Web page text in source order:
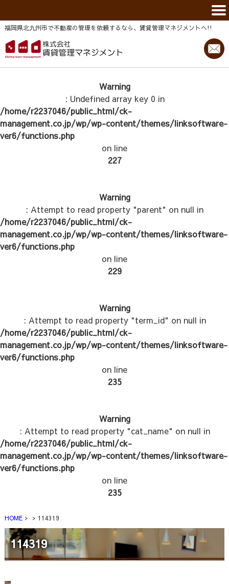
福岡県北九州市で不動産の管理を依頼するなら、賃貸管理マネジメントヘ!!
Warning
: Undefined array key 0 in
/home/r2237046/public_html/ck-
management.co.jp/wp/wp-content/themes/linksoftware-
ver6/functions.php
on line
227
Warning
: Attempt to read property "parent" on null in
/home/r2237046/public_html/ck-
management.co.jp/wp/wp-content/themes/linksoftware-
ver6/functions.php
on line
229
Warning
: Attempt to read property "term_id" on null in
/home/r2237046/public_html/ck-
management.co.jp/wp/wp-content/themes/linksoftware-
ver6/functions.php
on line
235
Warning
: Attempt to read property "cat_name" on null in
/home/r2237046/public_html/ck-
management.co.jp/wp/wp-content/themes/linksoftware-
ver6/functions.php
on line
235
HOME 114319
114319